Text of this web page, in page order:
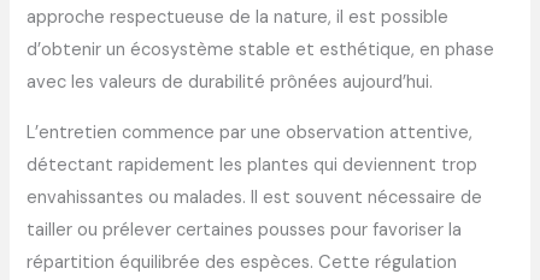
approche respectueuse de la nature, il est possible
d’obtenir un écosystème stable et esthétique, en phase
avec les valeurs de durabilité prônées aujourd’hui.
L’entretien commence par une observation attentive,
détectant rapidement les plantes qui deviennent trop
envahissantes ou malades. Il est souvent nécessaire de
tailler ou prélever certaines pousses pour favoriser la
répartition équilibrée des espèces. Cette régulation